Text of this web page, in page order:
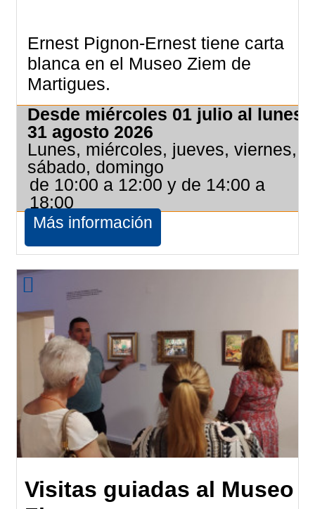
Ernest Pignon-Ernest tiene carta
blanca en el Museo Ziem de
Martigues.
Desde miércoles 01 julio al lunes
31 agosto 2026
Lunes, miércoles, jueves, viernes,
sábado, domingo
de 10:00 a 12:00 y de 14:00 a
18:00
Más información
Visitas guiadas al Museo